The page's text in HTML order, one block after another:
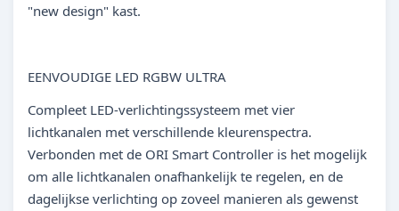
"new design" kast.
EENVOUDIGE LED RGBW ULTRA
Compleet LED-verlichtingssysteem met vier
lichtkanalen met verschillende kleurenspectra.
Verbonden met de ORI Smart Controller is het mogelijk
om alle lichtkanalen onafhankelijk te regelen, en de
dagelijkse verlichting op zoveel manieren als gewenst